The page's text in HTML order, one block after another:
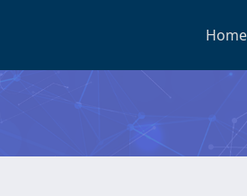
Home